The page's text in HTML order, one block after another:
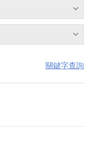
關鍵字查詢